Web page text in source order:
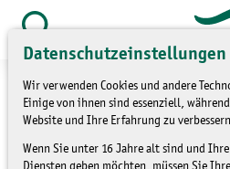
Datenschutzeinstellungen
Wir verwenden Cookies und andere
Einige von ihnen sind essenziell,
Website und Ihre Erfahrung zu
Wenn Sie unter 16 Jahre alt sind und
Diensten geben möchten, müssen Sie
Zum
Suche
öffnen
Themen » Förderung/